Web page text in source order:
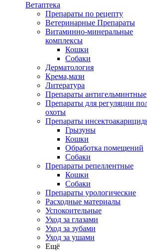
Ветаптека
Препараты по рецепту
Ветеринарные Препараты
Витаминно-минеральные
комплексы
Кошки
Собаки
Дерматология
Крема,мази
Литература
Препараты антигельминтные
Препараты для регуляции
охоты
Препараты
Грызуны
Кошки
Обработка помещений
Собаки
Препараты репеллентные
Кошки
Собаки
Препараты урологические
Расходные материалы
Успокоительные
Уход за глазами
Уход за зубами
Уход за ушами
Ещё